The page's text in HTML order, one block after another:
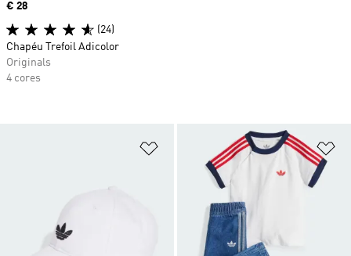
Adicionar à Lista de Desejos
Price
€ 28
(24)
Chapéu Trefoil Adicolor
Originals
4 cores